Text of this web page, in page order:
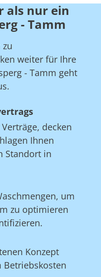
als nur ein
- Tamm
weiter für Ihre
- Tamm geht
decken
Ihnen
Standort in
um
zu optimieren
Konzept
Betriebskosten